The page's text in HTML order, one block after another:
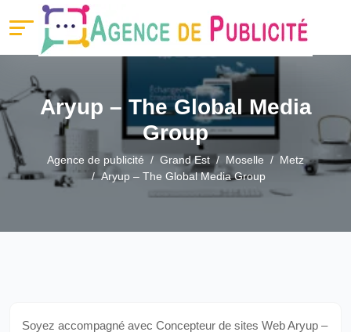
Aryup – The Global Media
Group
Agence de publicité Grand Est Moselle
Metz
Aryup – The Global Media Group
Soyez accompagné avec Concepteur de sites Web Aryup –